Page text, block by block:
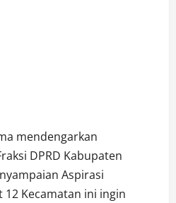
mendengarkan
DPRD Kabupaten
Aspirasi
12 Kecamatan ini ingin